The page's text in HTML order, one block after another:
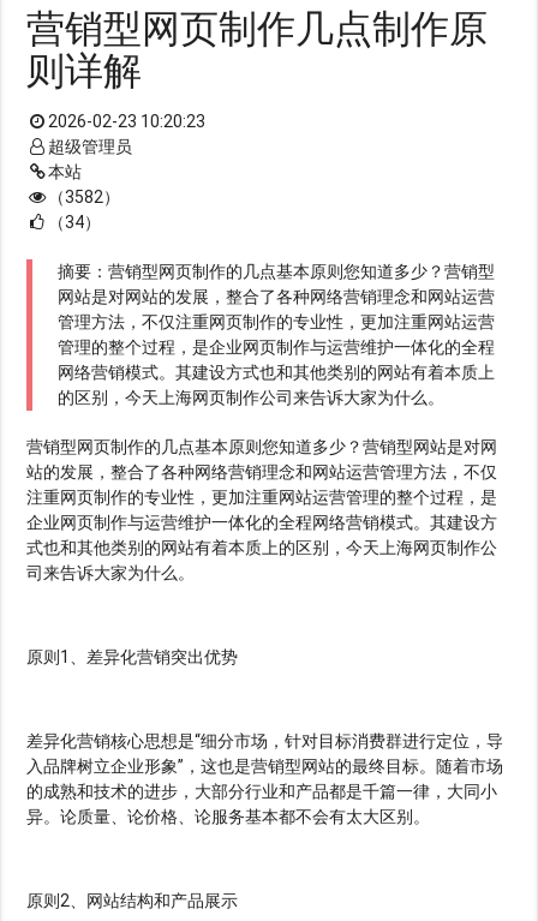
营销型网页制作几点制作原
则详解
2026-02-23 10:20:23
超级管理员
本站
（3582）
（34）
摘要：营销型网页制作的几点基本原则您知道多少？营销型
网站是对网站的发展，整合了各种网络营销理念和网站运营
管理方法，不仅注重网页制作的专业性，更加注重网站运营
管理的整个过程，是企业网页制作与运营维护一体化的全程
网络营销模式。其建设方式也和其他类别的网站有着本质上
的区别，今天上海网页制作公司来告诉大家为什么。
营销型网页制作的几点基本原则您知道多少？营销型网站是对网
站的发展，整合了各种网络营销理念和网站运营管理方法，不仅
注重网页制作的专业性，更加注重网站运营管理的整个过程，是
企业网页制作与运营维护一体化的全程网络营销模式。其建设方
式也和其他类别的网站有着本质上的区别，今天上海网页制作公
司来告诉大家为什么。
原则1、差异化营销突出优势
差异化营销核心思想是“细分市场，针对目标消费群进行定位，导
入品牌树立企业形象”，这也是营销型网站的最终目标。随着市场
的成熟和技术的进步，大部分行业和产品都是千篇一律，大同小
异。论质量、论价格、论服务基本都不会有太大区别。
原则2、网站结构和产品展示